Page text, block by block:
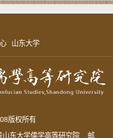
山东大学
版权所有
山东大学儒学高等研究院 邮